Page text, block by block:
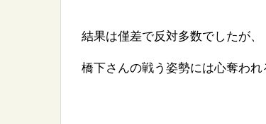
結果は僅差で反対多数でしたが、
橋下さんの戦う姿勢には心奪われ